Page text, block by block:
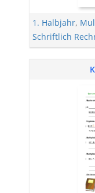
1. Halbjahr,
Schriftlich